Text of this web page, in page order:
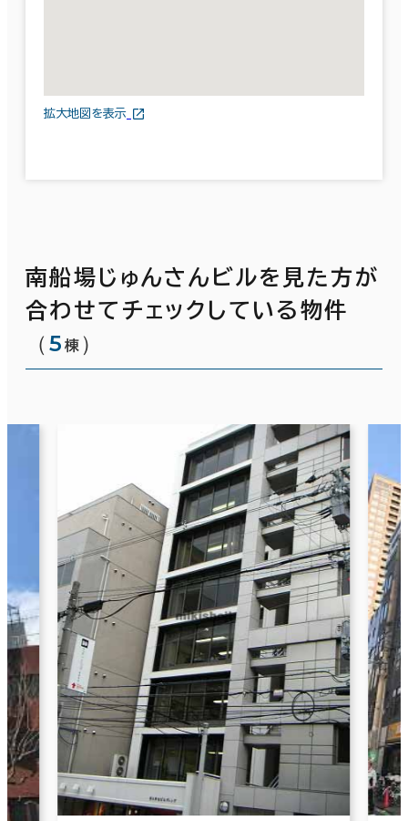
拡大地図を表示
南船場じゅんさんビルを見た方が
合わせてチェックしている物件
（5 棟 ）